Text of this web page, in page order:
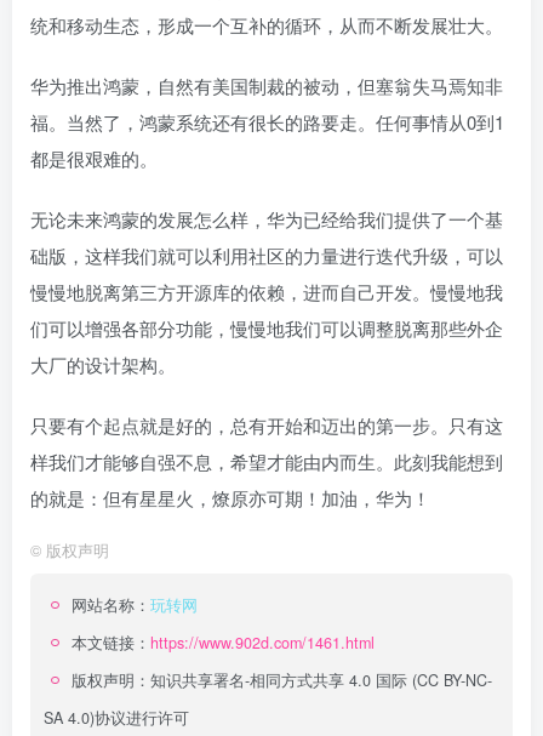
统和移动生态，形成一个互补的循环，从而不断发展壮大。
华为推出鸿蒙，自然有美国制裁的被动，但塞翁失马焉知非
福。当然了，鸿蒙系统还有很长的路要走。任何事情从0到1
都是很艰难的。
无论未来鸿蒙的发展怎么样，华为已经给我们提供了一个基
础版，这样我们就可以利用社区的力量进行迭代升级，可以
慢慢地脱离第三方开源库的依赖，进而自己开发。慢慢地我
们可以增强各部分功能，慢慢地我们可以调整脱离那些外企
大厂的设计架构。
只要有个起点就是好的，总有开始和迈出的第一步。只有这
样我们才能够自强不息，希望才能由内而生。此刻我能想到
的就是：但有星星火，燎原亦可期！加油，华为！
© 版权声明
网站名称： 玩转网
本文链接： https://www.902d.com/1461.html
版权声明： 知识共享署名-相同方式共享 4.0 国际 (CC BY-NC-
SA 4.0)协议进行许可